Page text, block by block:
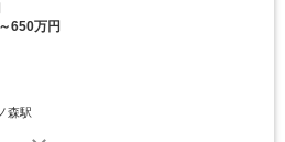
650万円
森駅